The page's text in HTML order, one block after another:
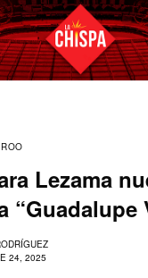
Lezama
“Guadalupe
24, 2025